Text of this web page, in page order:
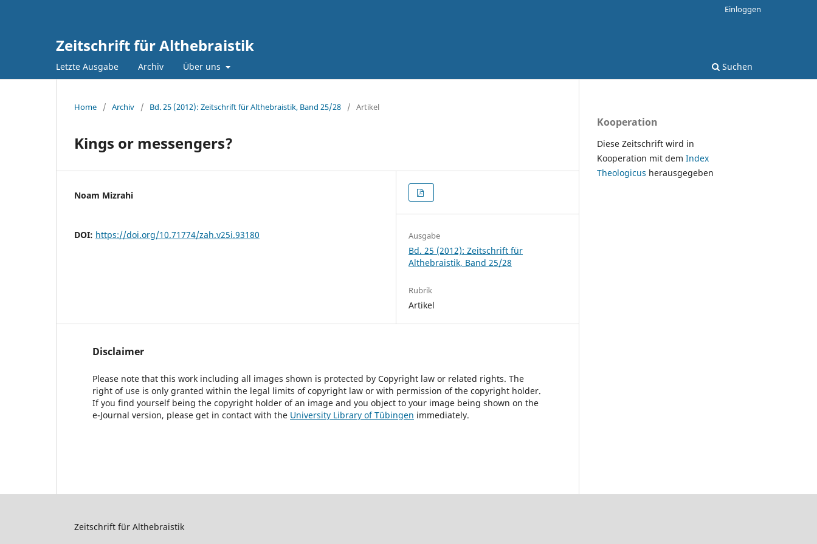
Zeitschrift für Althebraistik
Letzte Ausgabe Archiv Über uns Suchen
Einloggen
Home / Archiv / Bd. 25 (2012): Zeitschrift für Althebraistik, Band 25/28 / Artikel
Kings or messengers?
Noam Mizrahi
DOI: https://doi.org/10.71774/zah.v25i.93180 Ausgabe
Bd. 25 (2012): Zeitschrift für
Althebraistik, Band 25/28
Rubrik
Artikel
Disclaimer
Please note that this work including all images shown is protected by Copyright law or related rights. The
right of use is only granted within the legal limits of copyright law or with permission of the copyright holder.
If you find yourself being the copyright holder of an image and you object to your image being shown on the
e-Journal version, please get in contact with the University Library of Tübingen immediately.
Kooperation
Diese Zeitschrift wird in
Kooperation mit dem Index
Theologicus herausgegeben
Zeitschrift für Althebraistik